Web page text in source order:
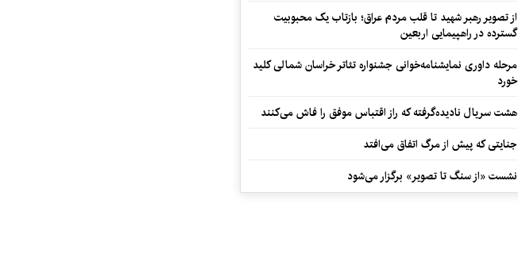
از تصویر رهبر شهید تا قلب مردم عراق؛ بازتاب یک محبوبیت
گسترده در راهپیمایی اربعین
مرحله داوری نمایشنامه‌خوانی جشنواره تئاتر خراسان شمالی کلید
خورد
هشت سریال نادیده‌گرفته که راز اقتباس موفق را فاش می‌کنند
جنایتی که پیش از مرگ اتفاق می‌افتد
نشست «از سنگ تا تصویر» برگزار می‌شود